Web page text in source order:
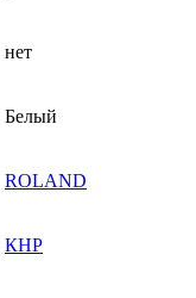
нет
Белый
ROLAND
КНР